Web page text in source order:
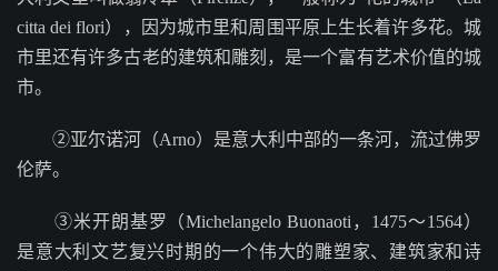
citta dei flori），因为城市里和周围平原上生长着许多花。城
市里还有许多古老的建筑和雕刻，是一个富有艺术价值的城
市。
②亚尔诺河（Arno）是意大利中部的一条河，流过佛罗
伦萨。
③米开朗基罗（Michelangelo Buonaoti，1475～1564）
是意大利文艺复兴时期的一个伟大的雕塑家、建筑家和诗